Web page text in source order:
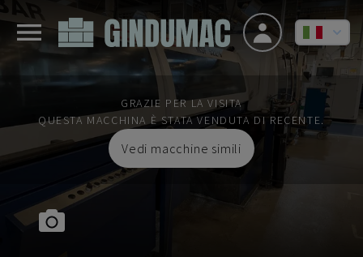
GRAZIE PER LA VISITA
QUESTA MACCHINA È STATA VENDUTA DI RECENTE.
Vedi macchine simili